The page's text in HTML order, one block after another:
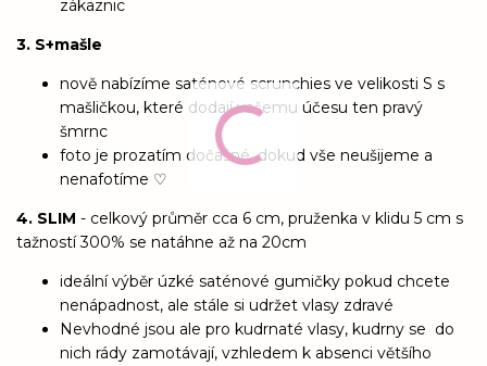
zákaznic
3. S+mašle
nově nabízíme saténové scrunchies ve velikosti S s
mašličkou, které dodají vašemu účesu ten pravý
šmrnc
foto je prozatím dočasné, dokud vše neušijeme a
nenafotíme ♡
4. SLIM - celkový průměr cca 6 cm, pruženka v klidu 5 cm s
tažností 300% se natáhne až na 20cm
ideální výběr úzké saténové gumičky pokud chcete
nenápadnost, ale stále si udržet vlasy zdravé
Nevhodné jsou ale pro kudrnaté vlasy, kudrny se do
nich rády zamotávají, vzhledem k absenci většího